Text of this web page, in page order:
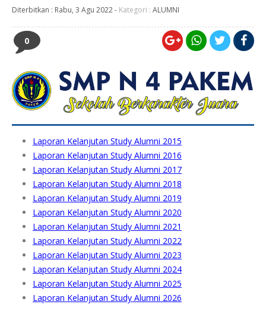
Diterbitkan : Rabu, 3 Agu 2022- Kategori : ALUMNI
0
Laporan Kelanjutan Study Alumni 2015
Laporan Kelanjutan Study Alumni 2016
Laporan Kelanjutan Study Alumni 2017
Laporan Kelanjutan Study Alumni 2018
Laporan Kelanjutan Study Alumni 2019
Laporan Kelanjutan Study Alumni 2020
Laporan Kelanjutan Study Alumni 2021
Laporan Kelanjutan Study Alumni 2022
Laporan Kelanjutan Study Alumni 2023
Laporan Kelanjutan Study Alumni 2024
Laporan Kelanjutan Study Alumni 2025
Laporan Kelanjutan Study Alumni 2026